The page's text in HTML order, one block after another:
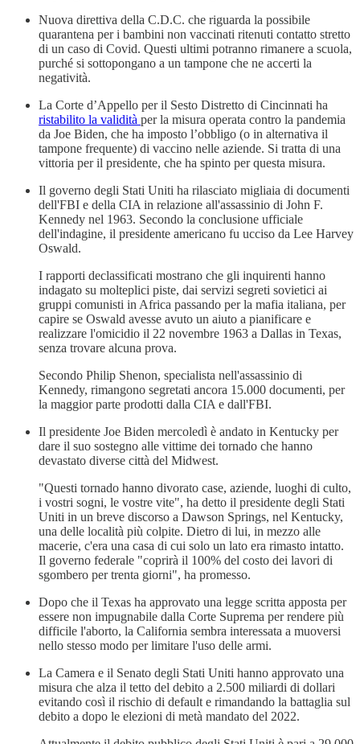
Nuova direttiva della C.D.C. che riguarda la possibile
quarantena per i bambini non vaccinati ritenuti contatto stretto
di un caso di Covid. Questi ultimi potranno rimanere a scuola,
purché si sottopongano a un tampone che ne accerti la
negatività.
La Corte d’Appello per il Sesto Distretto di Cincinnati ha
ristabilito la validità per la misura operata contro la pandemia
da Joe Biden, che ha imposto l’obbligo (o in alternativa il
tampone frequente) di vaccino nelle aziende. Si tratta di una
vittoria per il presidente, che ha spinto per questa misura.
Il governo degli Stati Uniti ha rilasciato migliaia di documenti
dell'FBI e della CIA in relazione all'assassinio di John F.
Kennedy nel 1963. Secondo la conclusione ufficiale
dell'indagine, il presidente americano fu ucciso da Lee Harvey
Oswald.
I rapporti declassificati mostrano che gli inquirenti hanno
indagato su molteplici piste, dai servizi segreti sovietici ai
gruppi comunisti in Africa passando per la mafia italiana, per
capire se Oswald avesse avuto un aiuto a pianificare e
realizzare l'omicidio il 22 novembre 1963 a Dallas in Texas,
senza trovare alcuna prova.
Secondo Philip Shenon, specialista nell'assassinio di
Kennedy, rimangono segretati ancora 15.000 documenti, per
la maggior parte prodotti dalla CIA e dall'FBI.
Il presidente Joe Biden mercoledì è andato in Kentucky per
dare il suo sostegno alle vittime dei tornado che hanno
devastato diverse città del Midwest.
"Questi tornado hanno divorato case, aziende, luoghi di culto,
i vostri sogni, le vostre vite", ha detto il presidente degli Stati
Uniti in un breve discorso a Dawson Springs, nel Kentucky,
una delle località più colpite. Dietro di lui, in mezzo alle
macerie, c'era una casa di cui solo un lato era rimasto intatto.
Il governo federale "coprirà il 100% del costo dei lavori di
sgombero per trenta giorni", ha promesso.
Dopo che il Texas ha approvato una legge scritta apposta per
essere non impugnabile dalla Corte Suprema per rendere più
difficile l'aborto, la California sembra interessata a muoversi
nello stesso modo per limitare l'uso delle armi.
La Camera e il Senato degli Stati Uniti hanno approvato una
misura che alza il tetto del debito a 2.500 miliardi di dollari
evitando così il rischio di default e rimandando la battaglia sul
debito a dopo le elezioni di metà mandato del 2022.